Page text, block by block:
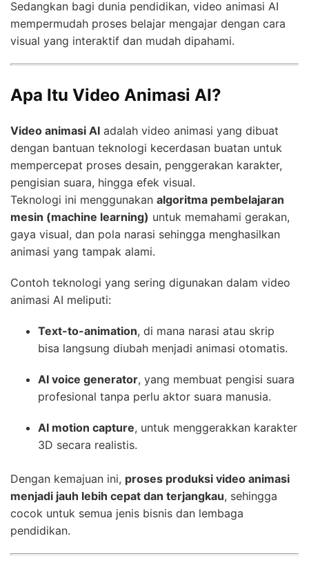
Sedangkan bagi dunia pendidikan, video animasi AI
mempermudah proses belajar mengajar dengan cara
visual yang interaktif dan mudah dipahami.
Apa Itu Video Animasi AI?
Video animasi AI adalah video animasi yang dibuat
dengan bantuan teknologi kecerdasan buatan untuk
mempercepat proses desain, penggerakan karakter,
pengisian suara, hingga efek visual.
Teknologi ini menggunakan algoritma pembelajaran
mesin (machine learning) untuk memahami gerakan,
gaya visual, dan pola narasi sehingga menghasilkan
animasi yang tampak alami.
Contoh teknologi yang sering digunakan dalam video
animasi AI meliputi:
Text-to-animation, di mana narasi atau skrip
bisa langsung diubah menjadi animasi otomatis.
AI voice generator, yang membuat pengisi suara
profesional tanpa perlu aktor suara manusia.
AI motion capture, untuk menggerakkan karakter
3D secara realistis.
Dengan kemajuan ini, proses produksi video animasi
menjadi jauh lebih cepat dan terjangkau, sehingga
cocok untuk semua jenis bisnis dan lembaga
pendidikan.